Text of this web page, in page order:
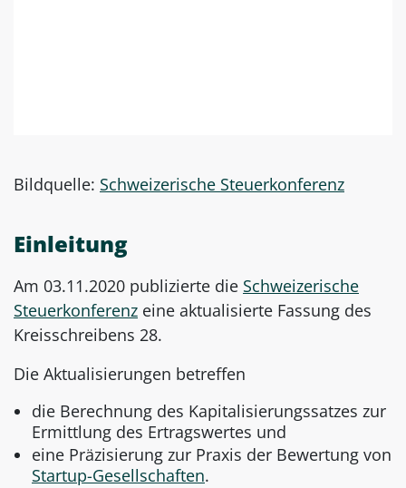
Bildquelle: Schweizerische Steuerkonferenz
Einleitung
Am 03.11.2020 publizierte die Schweizerische
Steuerkonferenz eine aktualisierte Fassung des
Kreisschreibens 28.
Die Aktualisierungen betreffen
die Berechnung des Kapitalisierungssatzes zur
Ermittlung des Ertragswertes und
eine Präzisierung zur Praxis der Bewertung von
Startup-Gesellschaften.